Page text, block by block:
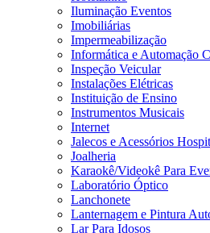
Iluminação Eventos
Imobiliárias
Impermeabilização
Informática e Automação
Inspeção Veicular
Instalações Elétricas
Instituição de Ensino
Instrumentos Musicais
Internet
Jalecos e Acessórios
Joalheria
Karaokê/Videokê Para
Laboratório Óptico
Lanchonete
Lanternagem e Pintura
Lar Para Idosos